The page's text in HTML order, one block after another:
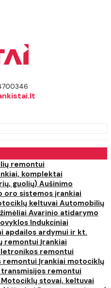
remontui
komplektai
guolių) Aušinimo
oro sistemos įrankiai
keltuvai Automobilių
Avarinio atidarymo
Indukciniai
apdailos ardymui ir kt.
remontui Įrankiai
remontui
remontui Įrankiai motociklų
remontui
Motociklų stovai, keltuvai